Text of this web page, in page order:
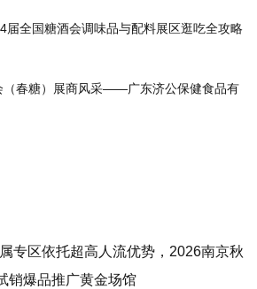
届全国糖酒会调味品与配料展区逛吃全攻略
（春糖）展商风采——广东济公保健食品有
专区依托超高人流优势，2026南京秋
销爆品推广黄金场馆